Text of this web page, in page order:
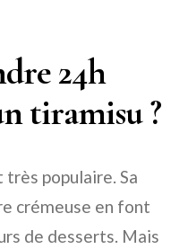
24h
tiramisu ?
populaire. Sa
crémeuse en font
de desserts. Mais